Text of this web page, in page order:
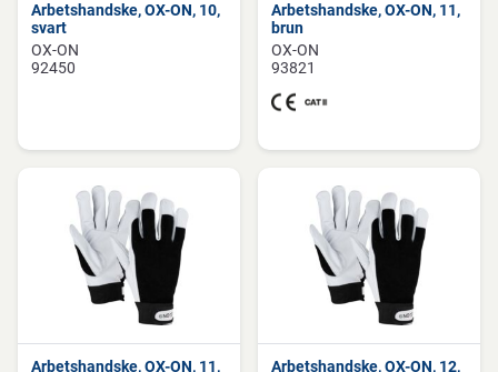
Arbetshandske, OX-ON, 10,
svart
OX-ON
92450
Arbetshandske, OX-ON, 11,
brun
OX-ON
93821
Arbetshandske, OX-ON, 11, Arbetshandske, OX-ON, 12,